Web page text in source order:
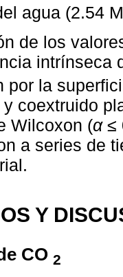
agua (2.54
de los
intrínseca
por la
coextruido
Wilcoxon (α ≤
a series de
Y
CO 2